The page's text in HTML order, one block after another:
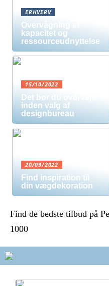
ERHVERV
Overvågning af
kapacitet og
ressourceudnyttelse
15/10/2022
Det bør du overveje
inden valg af
designbureau
20/09/2022
Find inspiration til
din vægdekoration
Find de bedste tilbud på
1000